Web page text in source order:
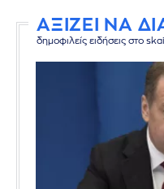
ΑΞΙΖΕΙ ΝΑ
δημοφιλείς ειδήσεις στο